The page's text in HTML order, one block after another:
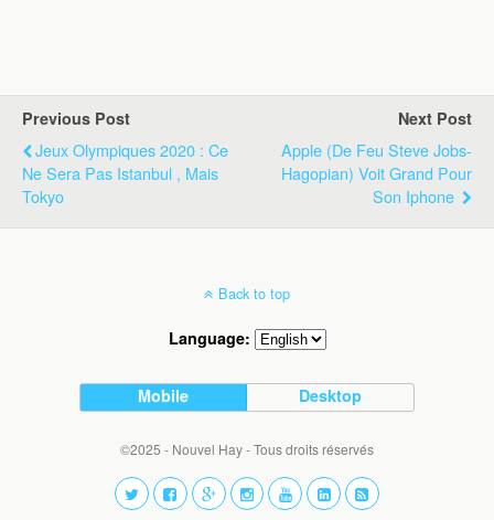
Previous Post
Jeux Olympiques 2020 : Ce
Ne Sera Pas Istanbul , Mais
Tokyo
Next Post
Apple (de Feu Steve Jobs-
Hagopian) Voit Grand Pour
Son Iphone
Back to top
Language:
Mobile Desktop
©2025 - Nouvel Hay - Tous droits réservés